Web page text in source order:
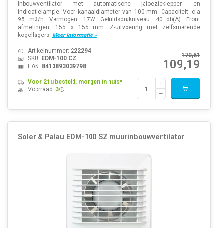
Inbouwventilator met automatische jaloeziekleppen en
indicatielampje. Voor kanaaldiameter van 100 mm. Capaciteit: c.a
95 m3/h. Vermogen: 17W. Geluidsdrukniveau: 40 db(A). Front
afmetingen: 155 x 155 mm. Z-uitvoering met zelfsmerende
kogellagers. Meer informatie »
170,61
109,19
Artikelnummer: 222294
SKU: EDM-100 CZ
EAN: 8413893039798
Voor 21u besteld, morgen in huis*
Voorraad: 3
Soler & Palau EDM-100 SZ muurinbouwventilator